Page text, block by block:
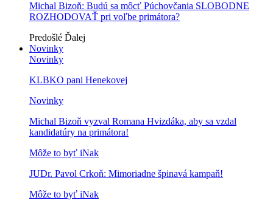
Michal Bizoň: Budú sa môcť Púchovčania SLOBODNE
ROZHODOVAŤ pri voľbe primátora?
Predošlé Ďalej
Novinky
Novinky
KLBKO pani Henekovej
Novinky
Michal Bizoň vyzval Romana Hvizdáka, aby sa vzdal
kandidatúry na primátora!
Môže to byť iNak
JUDr. Pavol Crkoň: Mimoriadne špinavá kampaň!
Môže to byť iNak